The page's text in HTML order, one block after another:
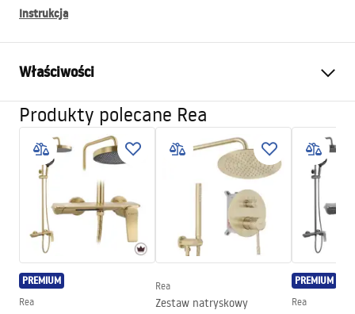
Instrukcja
Właściwości
Wymiar (drzwi x ścianka)
80
Chrom
Typ kabiny
Walk-in
Transparentne 8mm
Seria
Wysokość (mm)
1950
mm
Strona
Obustronna
Gwarancja
Produkty polecane Rea
PREMIUM
Rea
Rea
Zestaw natryskowy
PREMIUM
Rea